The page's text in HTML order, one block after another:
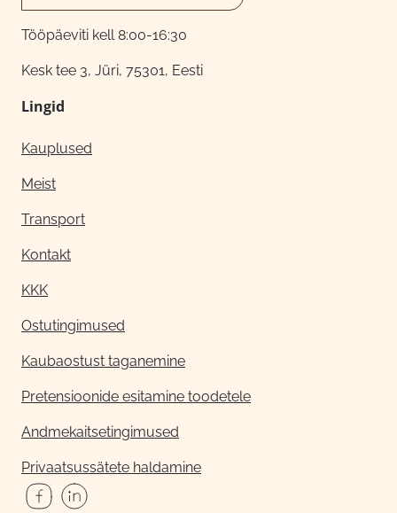
Tööpäeviti kell 8:00-16:30
Kesk tee 3, Jüri, 75301, Eesti
Lingid
Kauplused
Meist
Transport
Kontakt
KKK
Ostutingimused
Kaubaostust taganemine
Pretensioonide esitamine toodetele
Andmekaitsetingimused
Privaatsussätete haldamine